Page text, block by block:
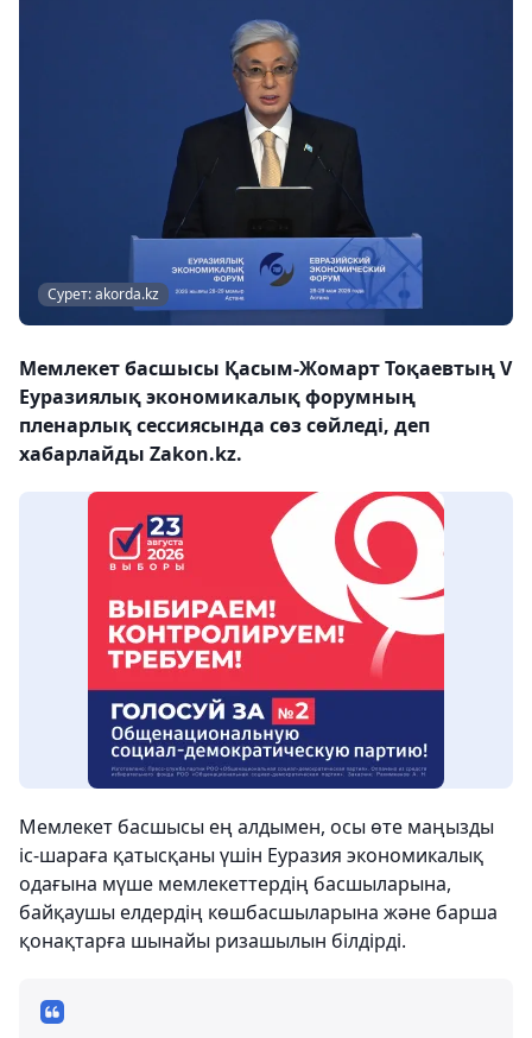
Сурет: akorda.kz
Мемлекет басшысы Қасым-Жомарт Тоқаевтың V
Еуразиялық экономикалық форумның
пленарлық сессиясында сөз сөйледі, деп
хабарлайды Zakon.kz.
Мемлекет басшысы ең алдымен, осы өте маңызды
іс-шараға қатысқаны үшін Еуразия экономикалық
одағына мүше мемлекеттердің басшыларына,
байқаушы елдердің көшбасшыларына және барша
қонақтарға шынайы ризашылын білдірді.